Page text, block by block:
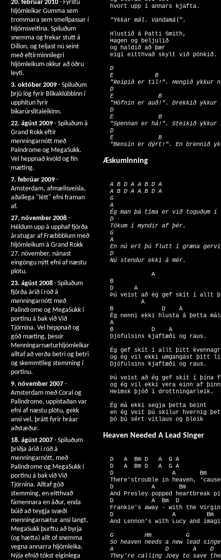
20. febrúar 2010 - Fyrstu
hljómleikar Gumma sem
trommara sem smellpassar í
hljómsveitina. Spiluðum
snemma og frekar stutt á
Dillon, og teljast nú seint
með eftirminnilegri
hljómleikum okkur að öðru
leyti.
3. október 2009 - Spiluðum
þrjú lög fyrir Blikaklúbbinn í
upphitun fyrir
bikarúrslitaleikinn.
22. ágúst 2009 - Spiluðum á
Grand Rokk eftir
menningarnótt með
Paindrome og MegaSukk.
Vel heppnað kvöld og fín
mæting.
7. febrúar 2009 -
Amsterdam, afmælisveisla,
aðallega "létt" efni framan
af.
27. nóvember 2008 -
Héldum upp á upphaf fjórða
áratugar af Fræbbblum með
hljómleikum á Grand Rokk
27. nóvember, nánast
eingöngu nýtt efni af næstu
plötu.
23. ágúst 2008 - Spiluðum
fjórða árið í röð á
menningarnótt með
Palindrome og MegaSukk í
portinu á bak við Við
Tjörnina. Vel heppnað og
góð mæting, þessir
Menningarnæturhljómleikar
alltaf að verða betri og betri
og skemmtileg stemming í
portinu.
9. nóvember 2007 -
Amsterdam með Coral og
Palindrome, uppistaðan var
efni af næstu plötu, gekk
ansi vel, þrátt fyrir hráar
aðstæður.
18. ágúst 2007 - Spiluðum
þriðja árið í röð á
menningarnótt, með
Palindrome og MegaSukk í
portinu á bak við Við
Tjörnina. Alltaf góð
stemming, en eitthvað
fámennara en áður, enda
búið að teygja svæði
menningarnætur ansi langt,
MegaSukk þurftu að byrja
(og hætta) allt of snemma
vegna annarra hljómleika.
Nýja efnið tókst eiginlega
"Ykkar mál. Vandamál".
  Hlustið á Patti Smith,
  Hagen og beljulið
  og haldið að þær
  D
  E            B
"Reipið er til!". Hengið ykkur
  D
  E             B
"Höfnin er auð!". Drekkið
  D
  E             B
"Spennan er há!". Steikið
  D
  E             B
Æskuminning
  A B D A A B D A
  A B D A A B D A
  G
  A
Ég man þá tíma er við toguðum
  D
  Tókum í myndir af þér.
  G
  A
En nú ert þú flutt í græna
  D
              A
  B
  D      A
Þú veist að ég gef skít í allt
           A
  B              D    A
Ég nenni ekki hlusta á þetta
  A
  B           D    A
Ég gef skít í allt þitt
og ég vil ekki umgangast þitt
Þú veist að ég gef skít í þína
og ég vil ekki vera einn af
  Ég má ekki segja þetta beint
en ég veit þú skilur hvernig
Heaven Needed A Lead Singer
  D   A  Bm D   A  G A
  D   A  Bm D   A  G A
D                 A       Bm
There'strouble in heaven,
D           A       Bm
And Presley popped heartbreak
D           A  Bm  D
Frankie's away - with the
D                 A         Bm
G         Hm          G
So heaven needs a new lead
A               D       A    D